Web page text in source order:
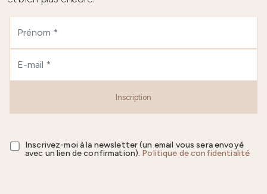
Inscription
Inscrivez-moi à la newsletter (un email vous sera envoyé
avec un lien de confirmation). Politique de confidentialité